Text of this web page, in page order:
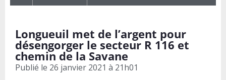
Longueuil met de l’argent pour
désengorger le secteur R 116 et
chemin de la Savane
Publié le 26 janvier 2021 à 21h01